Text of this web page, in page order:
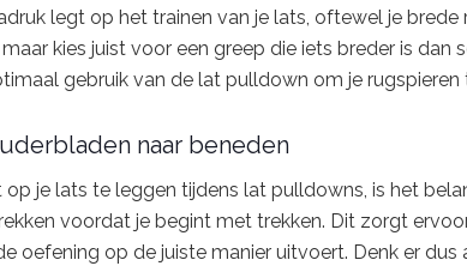
legt op het trainen van je lats, oftewel je brede
kies juist voor een greep die iets breder is dan
gebruik van de lat pulldown om je rugspieren
naar beneden
je lats te leggen tijdens lat pulldowns, is het
voordat je begint met trekken. Dit zorgt
oefening op de juiste manier uitvoert. Denk er